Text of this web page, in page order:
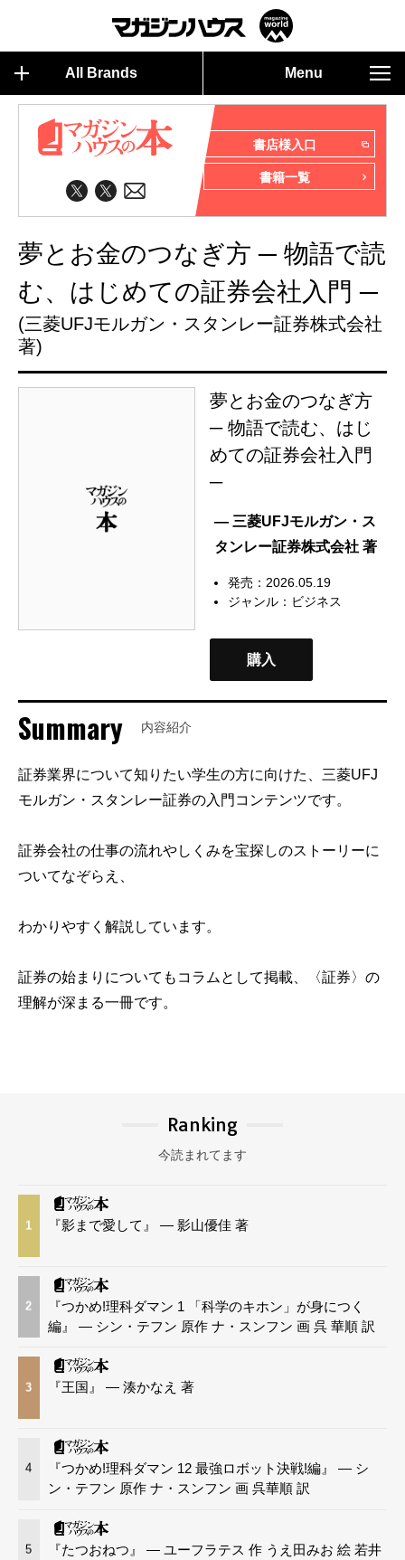
All Brands Menu
書店様入口
書籍一覧
夢とお金のつなぎ方 ─ 物語で読
む、はじめての証券会社入門 ─
(三菱UFJモルガン・スタンレー証券株式会社
著)
夢とお金のつなぎ方
─ 物語で読む、はじ
めての証券会社入門
─
— 三菱UFJモルガン・ス
タンレー証券株式会社 著
発売：2026.05.19
ジャンル： ビジネス
購入
Summary 内容紹介
証券業界について知りたい学生の方に向けた、三菱UFJ
モルガン・スタンレー証券の入門コンテンツです。
証券会社の仕事の流れやしくみを宝探しのストーリーに
ついてなぞらえ、
わかりやすく解説しています。
証券の始まりについてもコラムとして掲載、〈証券〉の
理解が深まる一冊です。
Ranking
今読まれてます
1 『影まで愛して』 — 影山優佳 著
2
『つかめ!理科ダマン 1 「科学のキホン」が身につく
編』 — シン・テフン 原作 ナ・スンフン 画 呉 華順 訳
3 『王国』 — 湊かなえ 著
4
『つかめ!理科ダマン 12 最強ロボット決戦!編』 — シ
ン・テフン 原作 ナ・スンフン 画 呉華順 訳
5
『たつおねつ』 — ユーフラテス 作 うえ田みお 絵 若井